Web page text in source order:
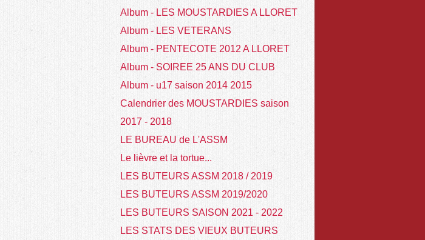
Album - LES MOUSTARDIES A LLORET
Album - LES VETERANS
Album - PENTECOTE 2012 A LLORET
Album - SOIREE 25 ANS DU CLUB
Album - u17 saison 2014 2015
Calendrier des MOUSTARDIES saison
2017 - 2018
LE BUREAU de L'ASSM
Le lièvre et la tortue...
LES BUTEURS ASSM 2018 / 2019
LES BUTEURS ASSM 2019/2020
LES BUTEURS SAISON 2021 - 2022
LES STATS DES VIEUX BUTEURS